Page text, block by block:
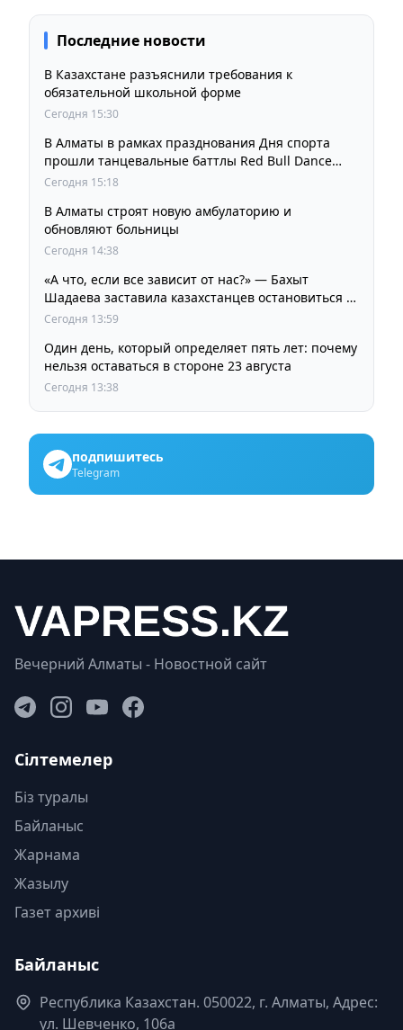
Последние новости
В Казахстане разъяснили требования к
обязательной школьной форме
Сегодня 15:30
В Алматы в рамках празднования Дня спорта
прошли танцевальные баттлы Red Bull Dance
Your Style
Сегодня 15:18
В Алматы строят новую амбулаторию и
обновляют больницы
Сегодня 14:38
«А что, если все зависит от нас?» — Бахыт
Шадаева заставила казахстанцев остановиться и
задуматься
Сегодня 13:59
Один день, который определяет пять лет: почему
нельзя оставаться в стороне 23 августа
Сегодня 13:38
подпишитесь
Telegram
Вечерний Алматы - Новостной сайт
Сілтемелер
Біз туралы
Байланыс
Жарнама
Жазылу
Газет архиві
Байланыс
Республика Казахстан. 050022, г. Алматы, Адрес:
ул. Шевченко, 106а